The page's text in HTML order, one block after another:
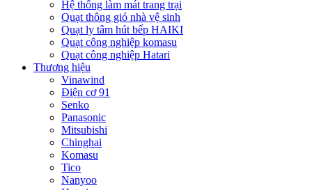
Hệ thống làm mát trang trại
Quạt thông gió nhà vệ sinh
Quạt ly tâm hút bếp HAIKI
Quạt công nghiệp komasu
Quạt công nghiệp Hatari
Thương hiệu
Vinawind
Điện cơ 91
Senko
Panasonic
Mitsubishi
Chinghai
Komasu
Tico
Nanyoo